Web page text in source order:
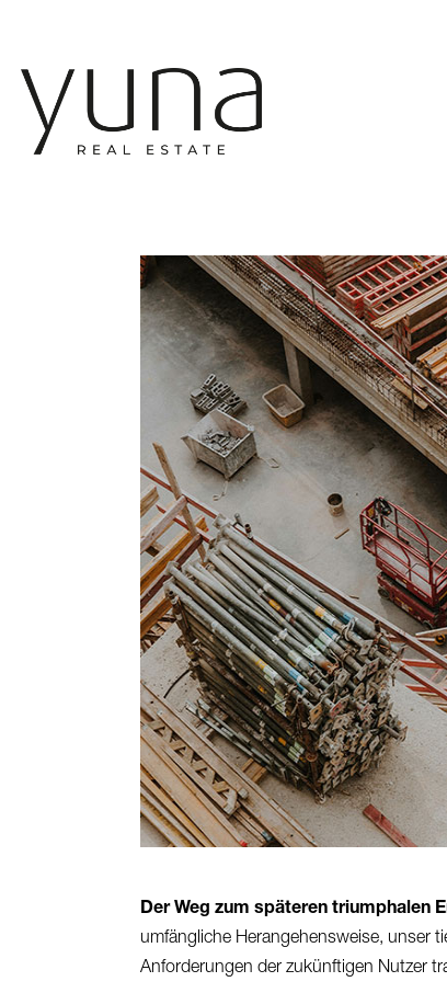
Der Weg zum späteren triumphalen
umfängliche Herangehensweise, unser
Anforderungen der zukünftigen Nutzer